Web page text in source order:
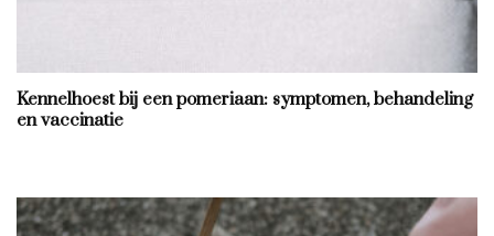
Kennelhoest bij een pomeriaan: symptomen, behandeling
en vaccinatie